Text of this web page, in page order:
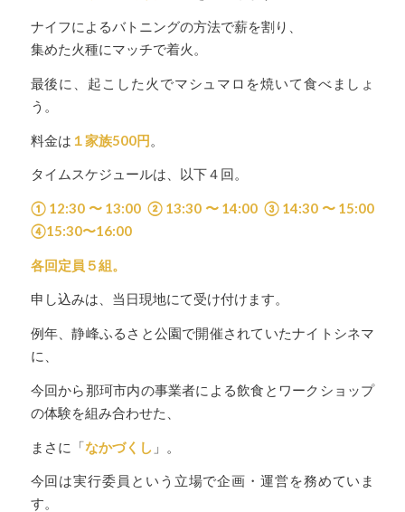
ナイフによるバトニングの方法で薪を割り、
集めた火種にマッチで着火。
最後に、起こした火でマシュマロを焼いて食べましょ
う。
料金は １家族500円。
タイムスケジュールは、以下４回。
①12:30〜13:00 ②13:30〜14:00 ③14:30〜15:00
④15:30〜16:00
各回定員５組。
申し込みは、当日現地にて受け付けます。
例年、静峰ふるさと公園で開催されていたナイトシネマ
に、
今回から那珂市内の事業者による飲食とワークショップ
の体験を組み合わせた、
まさに「なかづくし 」。
今回は実行委員という立場で企画・運営を務めていま
す。